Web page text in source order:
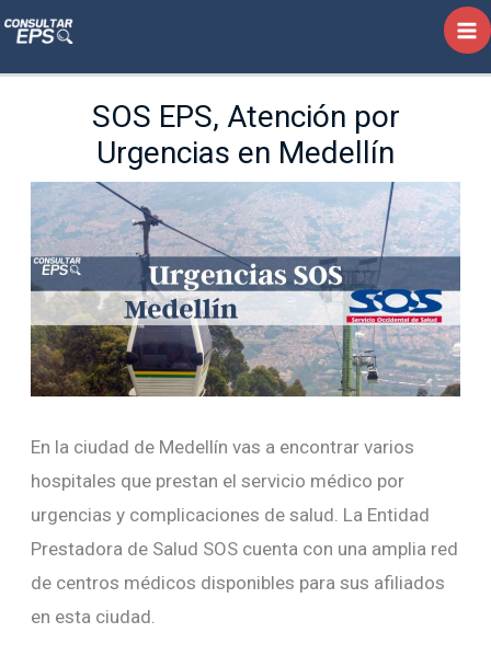
Ir
contenido
SOS EPS, Atención por
Urgencias en Medellín
En la ciudad de Medellín vas a encontrar varios
hospitales que prestan el servicio médico por
urgencias y complicaciones de salud. La Entidad
Prestadora de Salud SOS cuenta con una amplia red
de centros médicos disponibles para sus afiliados
en esta ciudad.